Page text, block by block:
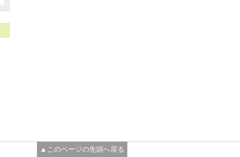
▲このページの先頭へ戻る